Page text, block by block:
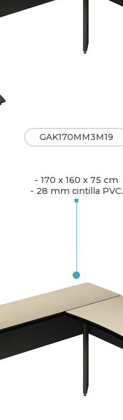
GAK170MM3M19
- 170 x 160 x 75 cm
- 28 mm cintilla PVC.